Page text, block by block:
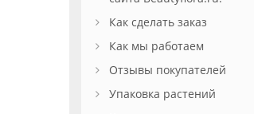
Как сделать заказ
Как мы работаем
Отзывы покупателей
Упаковка растений